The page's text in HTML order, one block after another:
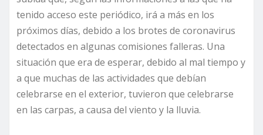
tenido acceso este periódico, irá a más en los
próximos días, debido a los brotes de coronavirus
detectados en algunas comisiones falleras. Una
situación que era de esperar, debido al mal tiempo y
a que muchas de las actividades que debían
celebrarse en el exterior, tuvieron que celebrarse
en las carpas, a causa del viento y la lluvia.